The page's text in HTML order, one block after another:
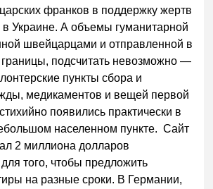
франков в поддержку жертв
Украине. А объемы гуманитарной
швейцарцами и отправленной в
подсчитать невозможно —
пункты сбора и
медикаментов и вещей первой
появились практически в
населенном пункте. Сайт
2 миллиона долларов
того, чтобы предложить
на разные сроки. В Германии,